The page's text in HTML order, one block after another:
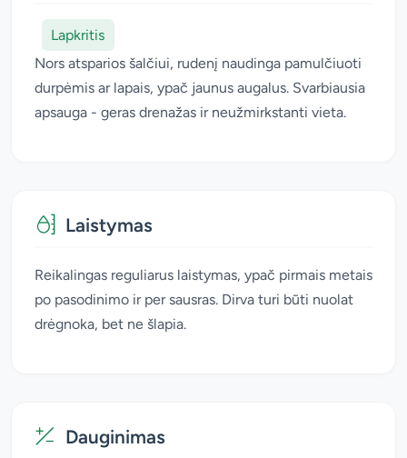
Lapkritis
Nors atsparios šalčiui, rudenį naudinga pamulčiuoti
durpėmis ar lapais, ypač jaunus augalus. Svarbiausia
apsauga - geras drenažas ir neužmirkstanti vieta.
Laistymas
Reikalingas reguliarus laistymas, ypač pirmais metais
po pasodinimo ir per sausras. Dirva turi būti nuolat
drėgnoka, bet ne šlapia.
Dauginimas